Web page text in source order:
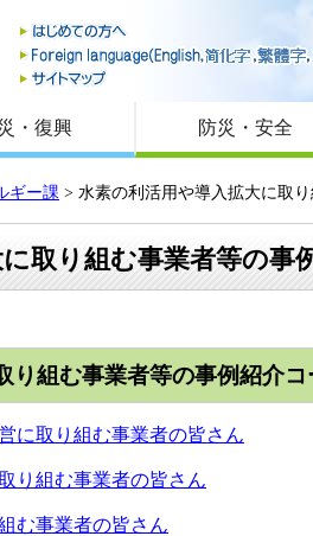
・復興 防災・安全
ギー課 > 水素の利活用や導入拡大に取
取り組む事業者等の事
り組む事業者等の事例紹介コ
に取り組む事業者の皆さん
り組む事業者の皆さん
む事業者の皆さん